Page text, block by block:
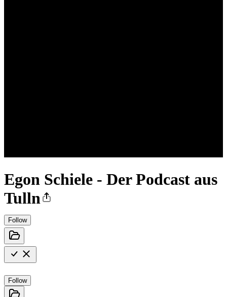
Egon Schiele - Der Podcast aus
Tulln
Follow
Follow